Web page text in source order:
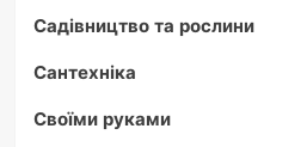
Садівництво та рослини
Сантехніка
Своїми руками